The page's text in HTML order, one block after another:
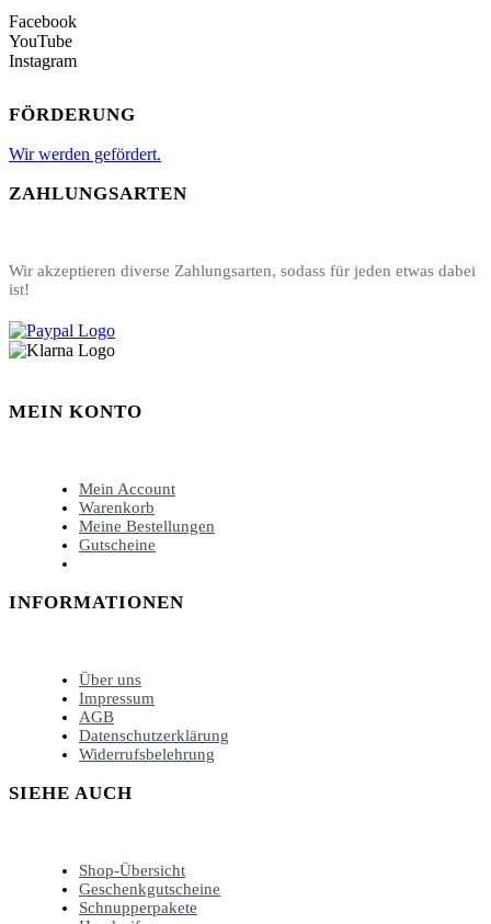
Facebook
YouTube
Instagram
FÖRDERUNG
Wir werden gefördert.
ZAHLUNGSARTEN
Wir akzeptieren diverse Zahlungsarten, sodass für jeden etwas dabei
ist!
MEIN KONTO
Mein Account
Warenkorb
Meine Bestellungen
Gutscheine
INFORMATIONEN
Über uns
Impressum
AGB
Datenschutzerklärung
Widerrufsbelehrung
SIEHE AUCH
Shop-Übersicht
Geschenkgutscheine
Schnupperpakete